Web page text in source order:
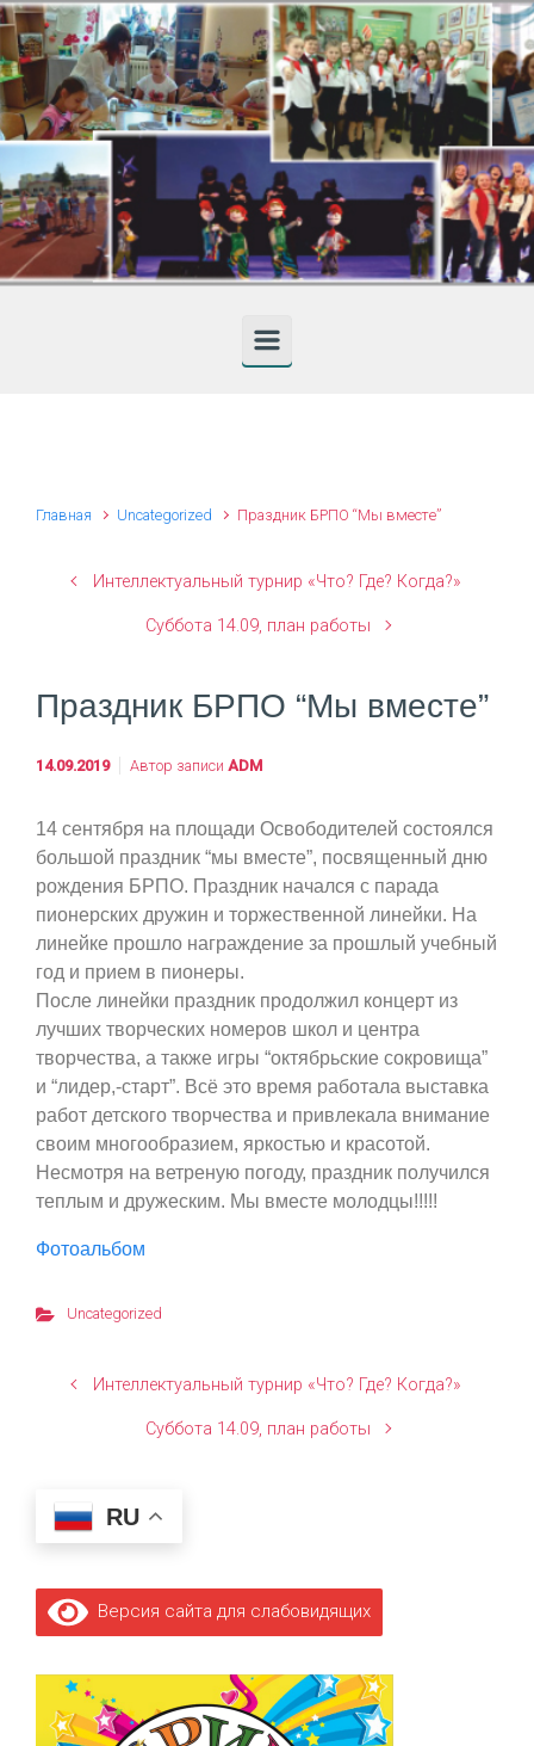
Skip to main content
Главная Uncategorized Праздник БРПО “Мы вместе”
Интеллектуальный турнир «Что? Где? Когда?»
Суббота 14.09, план работы
Праздник БРПО “Мы вместе”
14.09.2019 Автор записи ADM
14 сентября на площади Освободителей состоялся
большой праздник “мы вместе”, посвященный дню
рождения БРПО. Праздник начался с парада
пионерских дружин и торжественной линейки. На
линейке прошло награждение за прошлый учебный
год и прием в пионеры.
После линейки праздник продолжил концерт из
лучших творческих номеров школ и центра
творчества, а также игры “октябрьские сокровища”
и “лидер,-старт”. Всё это время работала выставка
работ детского творчества и привлекала внимание
своим многообразием, яркостью и красотой.
Несмотря на ветреную погоду, праздник получился
теплым и дружеским. Мы вместе молодцы!!!!!
Фотоальбом
Uncategorized
Интеллектуальный турнир «Что? Где? Когда?»
Суббота 14.09, план работы
RU
Версия сайта для слабовидящих